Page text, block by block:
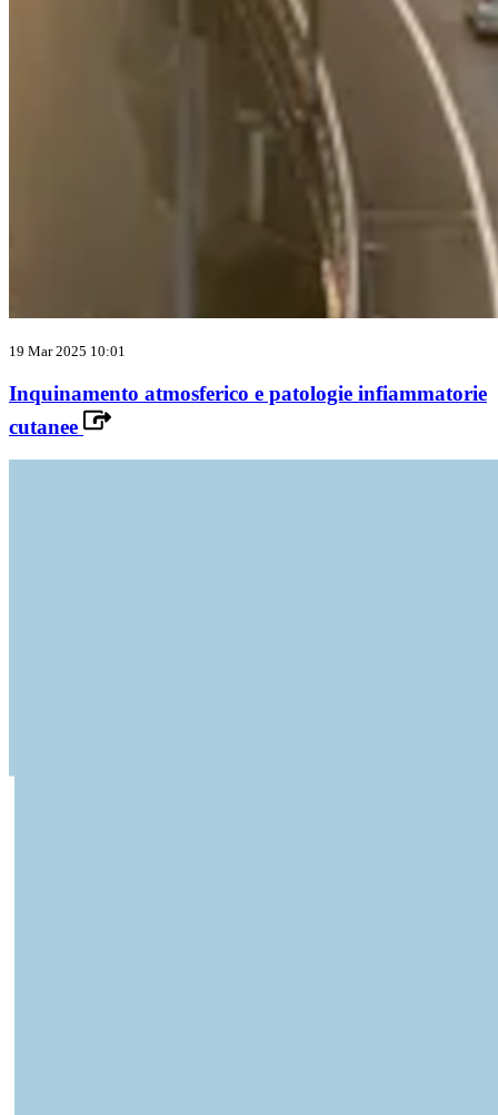
19 Mar 2025 10:01
Inquinamento atmosferico e patologie infiammatorie
cutanee